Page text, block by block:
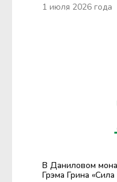
1 июля 2026 года
В Даниловом
Грэма Грина «Сила